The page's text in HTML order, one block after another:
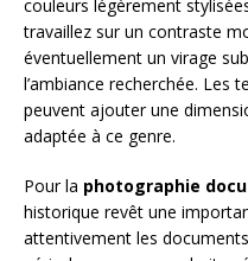
couleurs légèrement
travaillez sur un contraste
éventuellement un virage
l’ambiance recherchée. Les
peuvent ajouter une
adaptée à ce genre.
Pour la photographie
historique revêt une
attentivement les